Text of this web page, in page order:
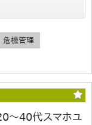
危機管理
～40代スマホユ